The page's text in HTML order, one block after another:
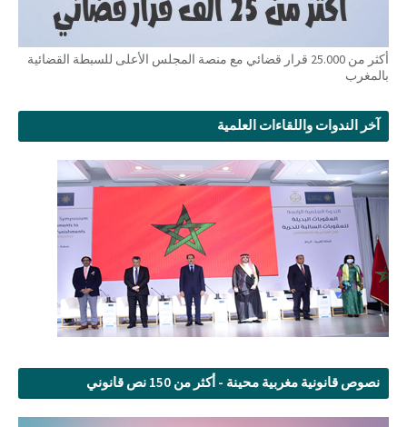
أكثر من 25.000 قرار قضائي مع منصة المجلس الأعلى للسبطة القضائية
بالمغرب
آخر الندوات واللقاءات العلمية
نصوص قانونية مغربية محينة - أكثر من 150 نص قانوني